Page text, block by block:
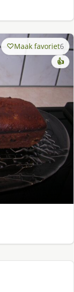
Maak favoriet6
👍